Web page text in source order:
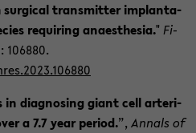
sur­gi­cal trans­mit­ter im­plan­ta­
re­qui­ring ana­es­the­sia." Fi­
106880.
in dia­gno­sing giant cell ar­teri­
a 7.7 year pe­ri­od.”,An­nals of